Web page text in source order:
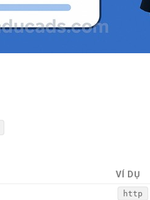
VÍ DỤ
http